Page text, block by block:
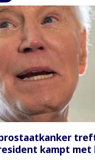
kampt met